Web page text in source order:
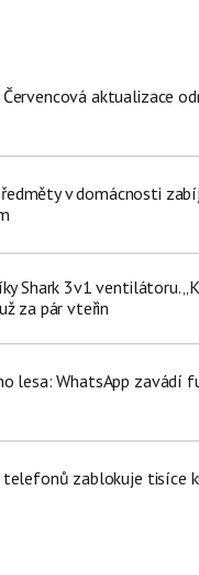
aktualizace
v domácnosti
Shark 3v1 ventilátoru.
za pár vteřin
lesa: WhatsApp zavádí
telefonů zablokuje tisíce